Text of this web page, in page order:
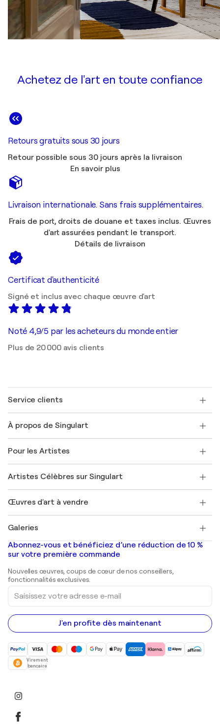
Achetez de l'art en toute confiance
Retours gratuits sous 30 jours
Retour possible sous 30 jours après la livraison
En savoir plus
Livraison internationale. Sans frais supplémentaires.
Frais de port, droits de douane et taxes inclus. Œuvres
d'art assurées pendant le transport.
Détails de livraison
Certificat d'authenticité
Signé et inclus avec chaque œuvre d'art
Noté 4,9/5 par les acheteurs du monde entier
Plus de 20 000 avis clients
Service clients
Expédition
Offrir une carte cadeau
Rejoignez notre programme commercial
Mon compte
+33 1 76 44 06 42
À propos de Singulart
FAQ
Magazine Singulart
Emplois
Découvrez une sélection d'art original
Pour les Artistes
Se connecter en tant qu'Artiste
Artistes Célèbres sur Singulart
Marc Chagall
Banksy
Mr. Brainwash
Shepard Fairey
Œuvres d'art à vendre
Tableaux abstraits à vendre
Peintures de paysage
Estampes
Peintures acryliques
Galeries
Galeries d'art en France
Galeries d'art en Belgique
Abonnez-vous et bénéficiez d’une réduction de 10 %
sur votre première commande
Nouvelles œuvres, coups de cœur de nos conseillers,
fonctionnalités exclusives.
Saisissez
votre
adresse
e-
mail
J'en profite dès maintenant
Virement
bancaire